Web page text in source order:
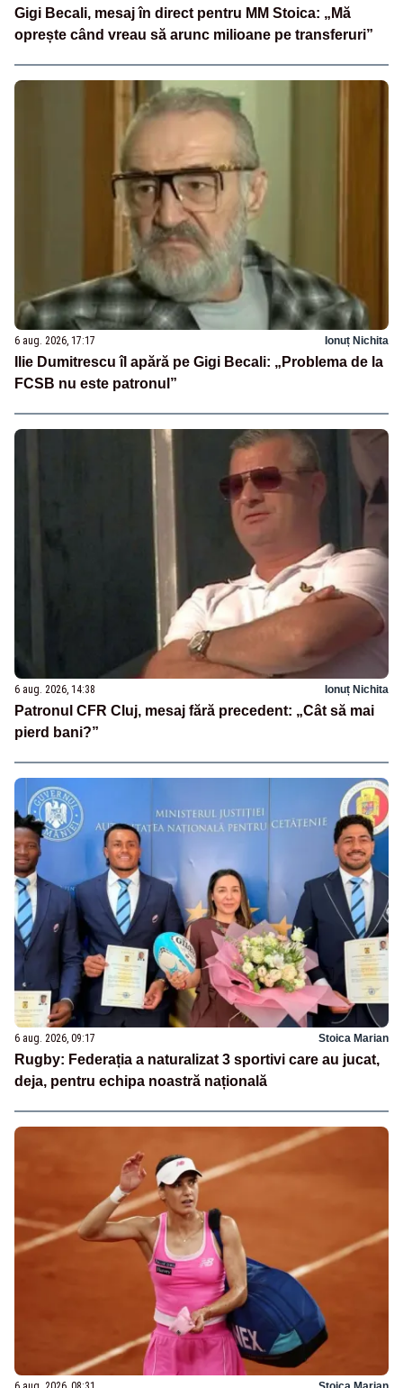
Gigi Becali, mesaj în direct pentru MM Stoica: „Mă
oprește când vreau să arunc milioane pe transferuri”
6 aug. 2026, 17:17 Ionuț Nichita
Ilie Dumitrescu îl apără pe Gigi Becali: „Problema de la
FCSB nu este patronul”
6 aug. 2026, 14:38 Ionuț Nichita
Patronul CFR Cluj, mesaj fără precedent: „Cât să mai
pierd bani?”
6 aug. 2026, 09:17 Stoica Marian
Rugby: Federația a naturalizat 3 sportivi care au jucat,
deja, pentru echipa noastră națională